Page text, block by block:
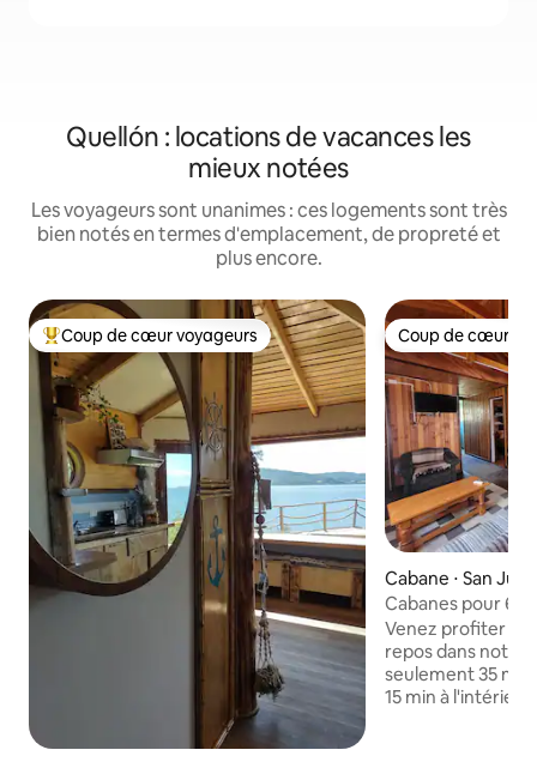
Quellón : locations de vacances les
mieux notées
Les voyageurs sont unanimes : ces logements sont très
bien notés en termes d'emplacement, de propreté et
plus encore.
Coups de cœur voyageurs les plus appréciés
Coup de cœur voyageurs Coup de cœur
Coup de cœur
Cabane ⋅ San
o
Cabanes pour 6
Quellón-Chiloé
Venez profiter de
repos dans notre
seulement 35
15 min à